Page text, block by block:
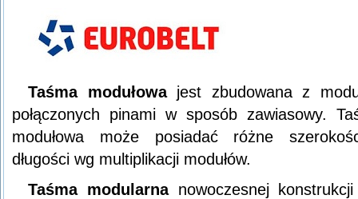
Taśma modułowajest zbudowana z
połączonych pinami w sposób zawiasowy.
modułowa może posiadać różne
długości wg multiplikacji modułów.
Taśma modularnanowoczesnej